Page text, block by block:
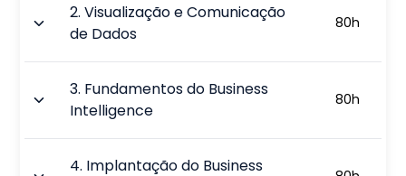
2.Visualização e Comunicação
de Dados
80h
3. Fundamentos do Business
Intelligence
80h
4. Implantação do Business